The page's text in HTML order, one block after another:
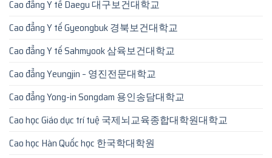
Cao đẳng Y tế Daegu 대구보건대학교
Cao đẳng Y tế Gyeongbuk 경북보건대학교
Cao đẳng Y tế Sahmyook 삼육보건대학교
Cao đẳng Yeungjin – 영진전문대학교
Cao đẳng Yong-in Songdam 용인송담대학교
Cao học Giáo dục trí tuệ 국제뇌교육종합대학원대학교
Cao học Hàn Quốc học 한국학대학원